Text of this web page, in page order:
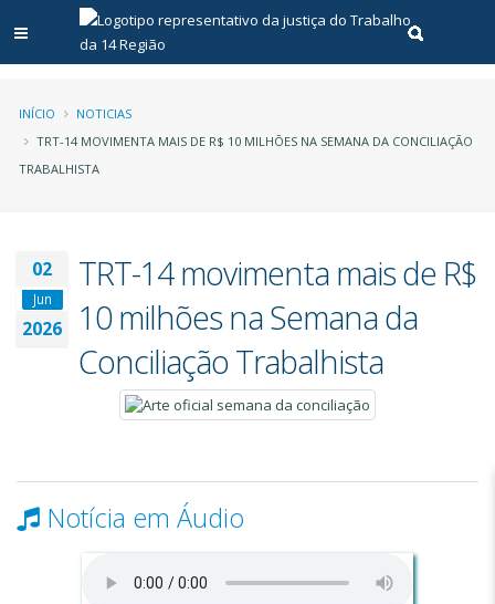
Abrir menu principal
Realizar
Trilha
de
INÍCIO
NOTICIAS
TRT-14 MOVIMENTA MAIS DE R$ 10 MILHÕES NA SEMANA DA CONCILIAÇÃO
TRABALHISTA
02
Jun
2026
TRT-14 movimenta mais de R$
10 milhões na Semana da
Conciliação Trabalhista
Notícia em Áudio